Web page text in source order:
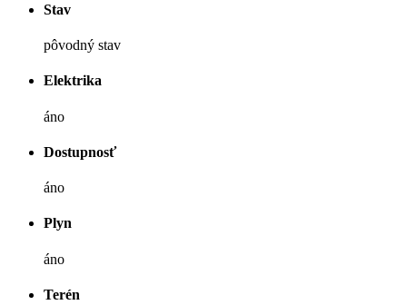
Stav
pôvodný stav
Elektrika
áno
Dostupnosť
áno
Plyn
áno
Terén